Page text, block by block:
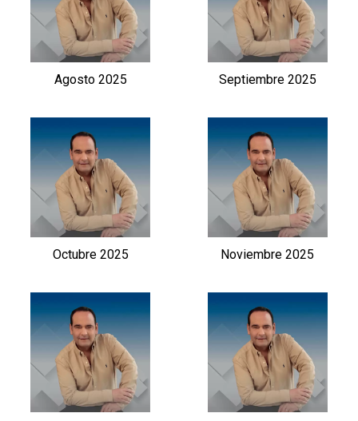
Agosto 2025 Septiembre 2025
Octubre 2025 Noviembre 2025